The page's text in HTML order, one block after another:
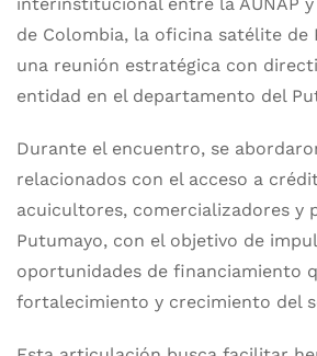
de Colombia, la oficina satélite de
una reunión estratégica con
entidad en el departamento del
Durante el encuentro, se
relacionados con el acceso a
acuicultores, comercializadores y
Putumayo, con el objetivo de
oportunidades de financiamiento
fortalecimiento y crecimiento del